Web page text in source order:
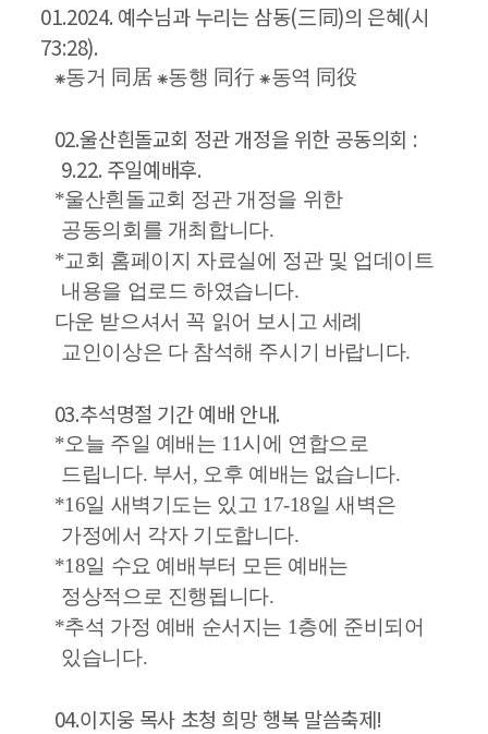
01.2024. 예수님과 누리는 삼동(三同)의 은혜(시
73:28).
⁕동거 同居⁕동행 同行⁕동역 同役
02.울산흰돌교회 정관 개정을 위한 공동의회 :
9.22. 주일예배후.
*울산흰돌교회 정관 개정을 위한
공동의회를 개최합니다.
*교회 홈페이지 자료실에 정관 및 업데이트
내용을 업로드 하였습니다.
다운 받으셔서 꼭 읽어 보시고 세례
교인이상은 다 참석해 주시기 바랍니다.
03.추석명절 기간 예배 안내.
*오늘 주일 예배는 11시에 연합으로
드립니다. 부서 , 오후 예배는 없습니다.
*16일 새벽기도는 있고 17-18일 새벽은
가정에서 각자 기도합니다.
*18일 수요 예배부터 모든 예배는
정상적으로 진행됩니다.
*추석 가정 예배 순서지는 1층에 준비되어
있습니다.
04.이지웅 목사 초청 희망 행복 말씀축제!